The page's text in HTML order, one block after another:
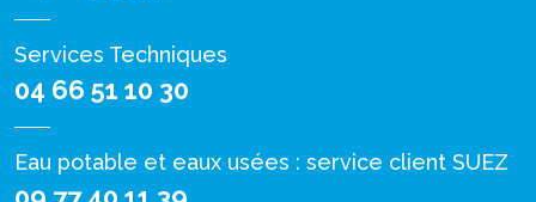
Services Techniques
04 66 51 10 30
Eau potable et eaux usées : service client SUEZ